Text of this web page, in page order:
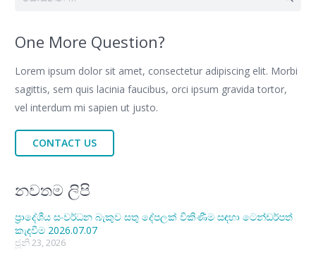
One More Question?
Lorem ipsum dolor sit amet, consectetur adipiscing elit. Morbi
sagittis, sem quis lacinia faucibus, orci ipsum gravida tortor,
vel interdum mi sapien ut justo.
CONTACT US
නවතම ලිපි
ප්‍රාදේශීය සංවර්ධන බැකුව සතු දේපලක් විකිණීම සඳහා ටෙන්ඩර්පත්
කැඳවීම 2026.07.07
ජූනි 23, 2026